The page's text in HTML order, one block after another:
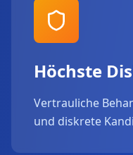
Höchste
Vertrauliche
und diskrete